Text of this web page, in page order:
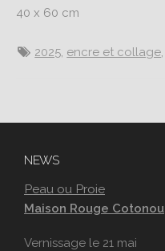
40 x 60 cm
2025, encre et collage,
NEWS
Peau ou Proie
Maison Rouge Cotonou
Vernissage le 21 mai